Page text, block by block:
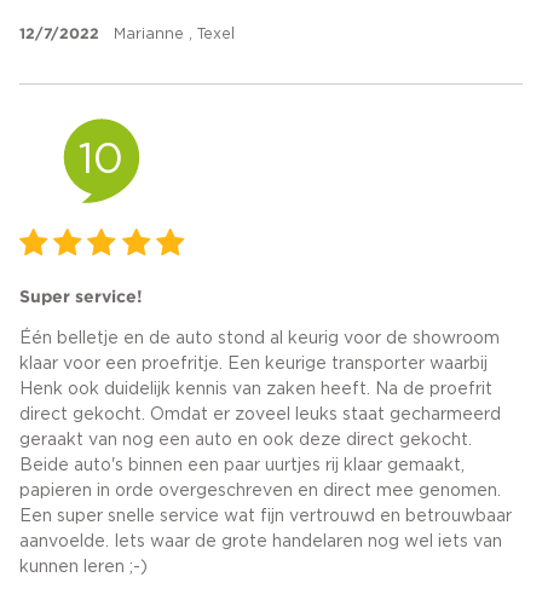
12/7/2022 Marianne , Texel
10
Super service!
Één belletje en de auto stond al keurig voor de showroom
klaar voor een proefritje. Een keurige transporter waarbij
Henk ook duidelijk kennis van zaken heeft. Na de proefrit
direct gekocht. Omdat er zoveel leuks staat gecharmeerd
geraakt van nog een auto en ook deze direct gekocht.
Beide auto's binnen een paar uurtjes rij klaar gemaakt,
papieren in orde overgeschreven en direct mee genomen.
Een super snelle service wat fijn vertrouwd en betrouwbaar
aanvoelde. Iets waar de grote handelaren nog wel iets van
kunnen leren ;-)